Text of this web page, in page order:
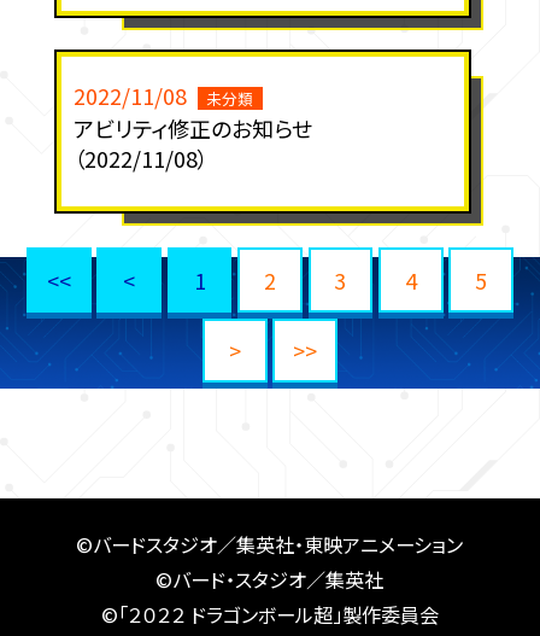
2022/11/08 未分類
アビリティ修正のお知らせ
（2022/11/08）
<< < 1 2 3 4 5
> >>
©バードスタジオ／集英社・東映アニメーション
©バード・スタジオ／集英社
©「２０２２ ドラゴンボール超」製作委員会